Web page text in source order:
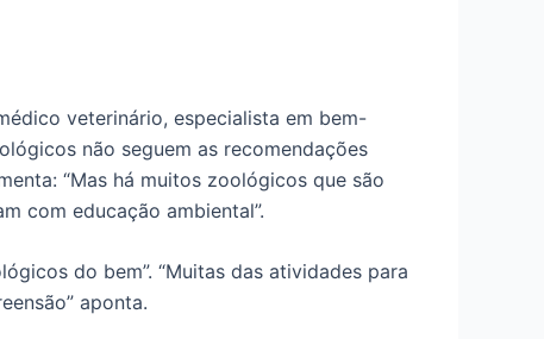
veterinário, especialista em bem-
não seguem as recomendações
“Mas há muitos zoológicos que são
com educação ambiental”.
do bem”. “Muitas das atividades para
aponta.